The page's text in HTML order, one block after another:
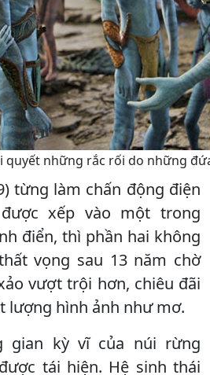
quyết những rắc rối do những
từng làm chấn động điện
xếp vào một trong
điển, thì phần hai không
vọng sau 13 năm chờ
vượt trội hơn, chiêu đãi
lượng hình ảnh như mơ.
gian kỳ vĩ của núi rừng
tái hiện. Hệ sinh thái